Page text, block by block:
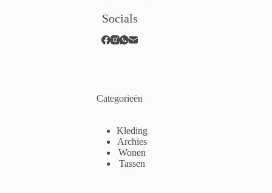
Socials
Categorieën
Kleding
Archies
Wonen
Tassen